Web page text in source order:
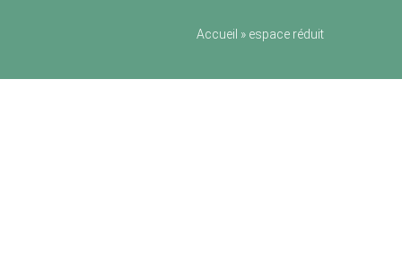
Accueil » espace réduit